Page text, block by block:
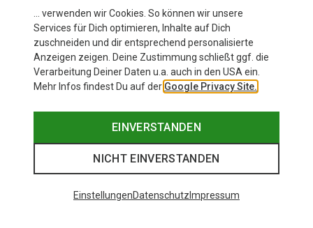
Covero II Poncho
… verwenden wir Cookies. So können wir unsere
Services für Dich optimieren, Inhalte auf Dich
zuschneiden und dir entsprechend personalisierte
Anzeigen zeigen. Deine Zustimmung schließt ggf. die
Verarbeitung Deiner Daten u.a. auch in den USA ein.
Mehr Infos findest Du auf der Google Privacy Site.
EINVERSTANDEN
NICHT EINVERSTANDEN
EinstellungenDatenschutz Impressum